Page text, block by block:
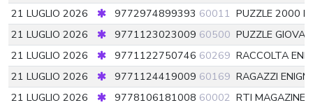
21 LUGLIO 2026
9772974899393 60011 PUZZLE 2000
21 LUGLIO 2026
9771123023009 60500 PUZZLE
21 LUGLIO 2026
9771122750746 60269 RACCOLTA
21 LUGLIO 2026
9771124419009 60169 RAGAZZI
21 LUGLIO 2026
9778106181008 60002 RTI MAGAZINE